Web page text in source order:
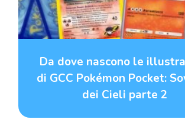
Da dove nascono le
di GCC Pokémon Pocket:
dei Cieli parte 2